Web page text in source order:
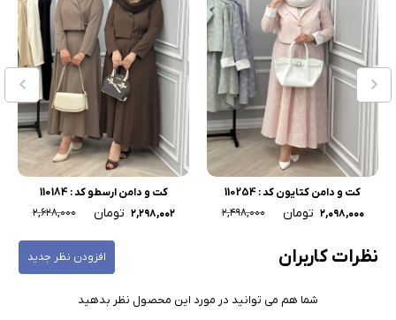
کت و دامن کتایون کد : 110254
۲,۰۹۸,۰۰۰ تومان ۲,۴۹۸,۰۰۰
کت و دامن ارسطو کد : 110184
۲,۲۹۸,۰۰۲ تومان ۲,۶۲۸,۰۰۰
نظرات کاربران افزودن نظر جدید
شما هم می توانید در مورد این محصول نظر بدهید